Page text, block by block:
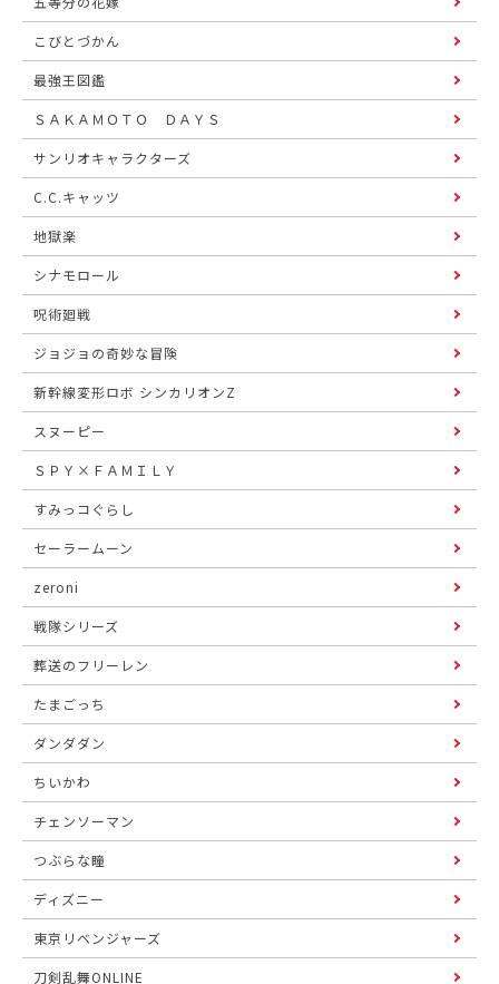
こびとづかん
最強王図鑑
ＳＡＫＡＭＯＴＯ ＤＡＹＳ
サンリオキャラクターズ
C.C.キャッツ
地獄楽
シナモロール
呪術廻戦
ジョジョの奇妙な冒険
新幹線変形ロボ シンカリオンZ
スヌーピー
ＳＰＹ×ＦＡＭＩＬＹ
すみっコぐらし
セーラームーン
zeroni
戦隊シリーズ
葬送のフリーレン
たまごっち
ダンダダン
ちいかわ
チェンソーマン
つぶらな瞳
ディズニー
東京リベンジャーズ
刀剣乱舞ONLINE